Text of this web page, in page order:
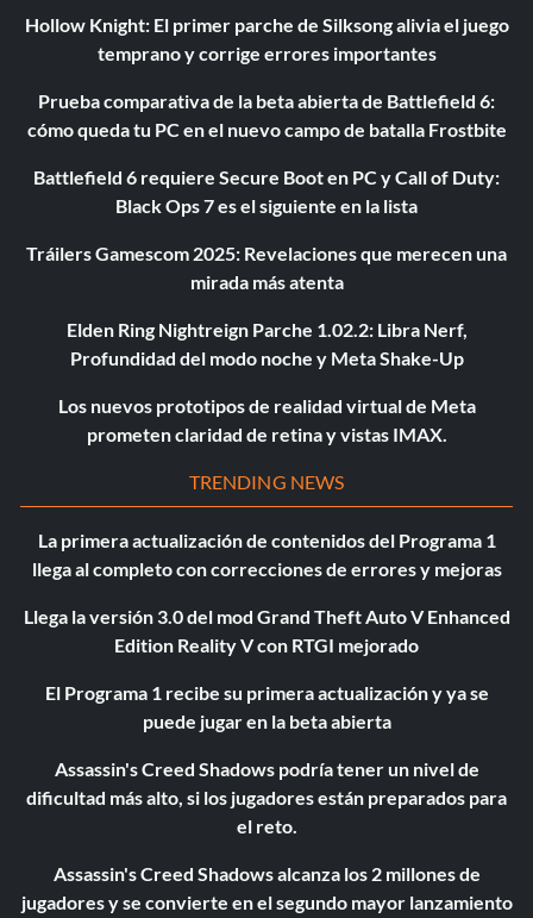
Hollow Knight: El primer parche de Silksong alivia el juego
temprano y corrige errores importantes
Prueba comparativa de la beta abierta de Battlefield 6:
cómo queda tu PC en el nuevo campo de batalla Frostbite
Battlefield 6 requiere Secure Boot en PC y Call of Duty:
Black Ops 7 es el siguiente en la lista
Tráilers Gamescom 2025: Revelaciones que merecen una
mirada más atenta
Elden Ring Nightreign Parche 1.02.2: Libra Nerf,
Profundidad del modo noche y Meta Shake-Up
Los nuevos prototipos de realidad virtual de Meta
prometen claridad de retina y vistas IMAX.
TRENDING NEWS
La primera actualización de contenidos del Programa 1
llega al completo con correcciones de errores y mejoras
Llega la versión 3.0 del mod Grand Theft Auto V Enhanced
Edition Reality V con RTGI mejorado
El Programa 1 recibe su primera actualización y ya se
puede jugar en la beta abierta
Assassin's Creed Shadows podría tener un nivel de
dificultad más alto, si los jugadores están preparados para
el reto.
Assassin's Creed Shadows alcanza los 2 millones de
jugadores y se convierte en el segundo mayor lanzamiento